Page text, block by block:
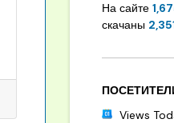
На сайте
скачаны
Views